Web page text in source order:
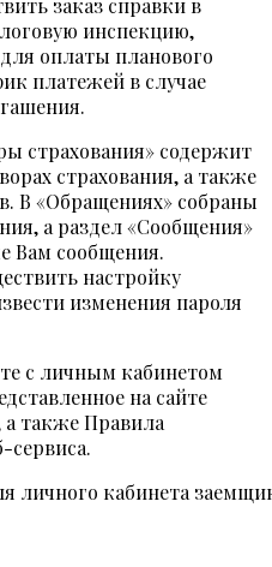
заказ справки в
инспекцию,
оплаты планового
платежей в случае
страхования» содержит
страхования, а также
В «Обращениях» собраны
а раздел «Сообщения»
Вам сообщения.
настройку
изменения пароля
с личным кабинетом
на сайте
а также Правила
сервиса.